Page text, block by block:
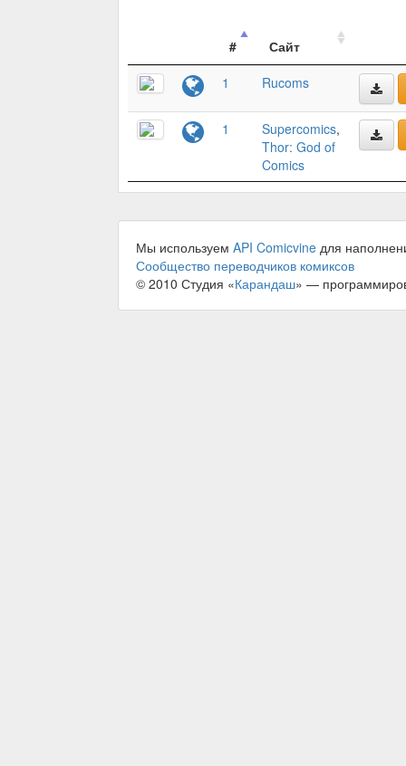
#
Сайт
1
Rucoms
1 Supercomics,
Thor: God of
Comics
Мы используем API Comicvine для
Сообщество переводчиков комиксов
© 2010 Студия «Карандаш» —